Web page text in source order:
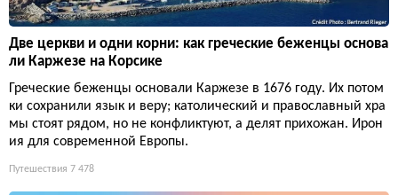
Две церкви и одни корни: как греческие беженцы основа
ли Каржезе на Корсике
Греческие беженцы основали Каржезе в 1676 году. Их потом
ки сохранили язык и веру; католический и православный хра
мы стоят рядом, но не конфликтуют, а делят прихожан. Ирон
ия для современной Европы.
Путешествия 7 478